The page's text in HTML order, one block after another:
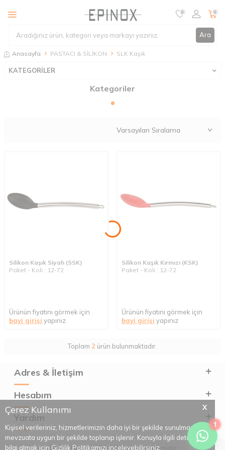
X
Çerez Kullanımı
Kişisel verileriniz, hizmetlerimizin daha iyi bir şekilde sunulması için
mevzuata uygun bir şekilde toplanıp işlenir. Konuyla ilgili detaylı
bilgi almak için Gizlilik Politikamızı inceleyebilirsiniz.
1
Ara
0 0
Anasayfa PASTACI & SİLİKON SLK Kaşık
KATEGORİLER
Kategoriler
Silikon Kaşık Siyah (SSK)
Paket - Koli : 12-72
Ürünün fiyatını görmek için
bayi girişi yapınız
Silikon Kaşık Kırmızı (KSK)
Paket - Koli : 12-72
Ürünün fiyatını görmek için
bayi girişi yapınız
Toplam 2 ürün bulunmaktadır.
Adres & İletişim
Hesabım
Yardım
T-SoftE-TicaretSistemleriyle Hazırlanmıştır.